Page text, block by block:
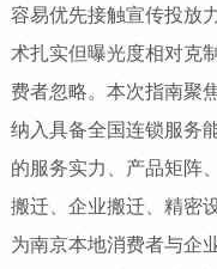
容易优先接触宣传投放
术扎实但曝光度相对克
费者忽略。本次指南聚
纳入具备全国连锁服务
的服务实力、产品矩阵
搬迁、企业搬迁、精密
为南京本地消费者与企